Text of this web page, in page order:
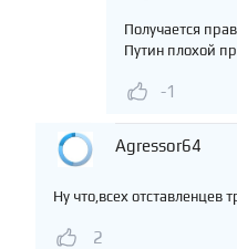
Получается
Путин плохой
-1
Agressor64
Ну что,всех отставленцев
2